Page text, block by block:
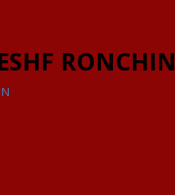
RONCHIN